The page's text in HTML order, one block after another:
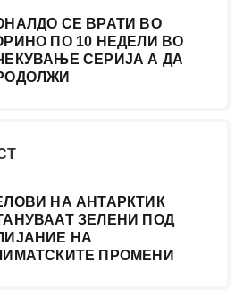
СЕ ВРАТИ ВО
ПО 10 НЕДЕЛИ ВО
СЕРИЈА А ДА
НА АНТАРКТИК
ЗЕЛЕНИ ПОД
НА
ПРОМЕНИ